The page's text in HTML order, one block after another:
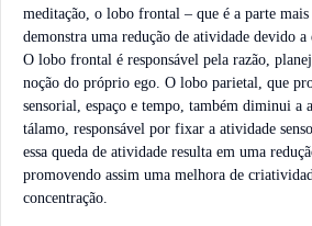
meditação, o lobo frontal – que é a parte
demonstra uma redução de atividade devido a
O lobo frontal é responsável pela razão,
noção do próprio ego. O lobo parietal, que
sensorial, espaço e tempo, também diminui a
tálamo, responsável por fixar a atividade
essa queda de atividade resulta em uma
promovendo assim uma melhora de
concentração.